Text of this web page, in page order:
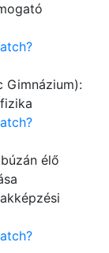
Gimnázium):
élő